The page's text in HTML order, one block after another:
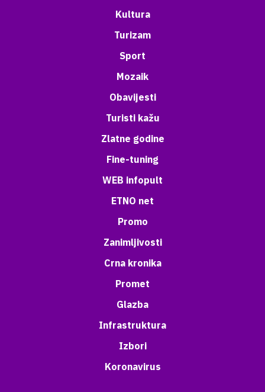
Kultura
Turizam
Sport
Mozaik
Obavijesti
Turisti kažu
Zlatne godine
Fine-tuning
WEB infopult
ETNO net
Promo
Zanimljivosti
Crna kronika
Promet
Glazba
Infrastruktura
Izbori
Koronavirus